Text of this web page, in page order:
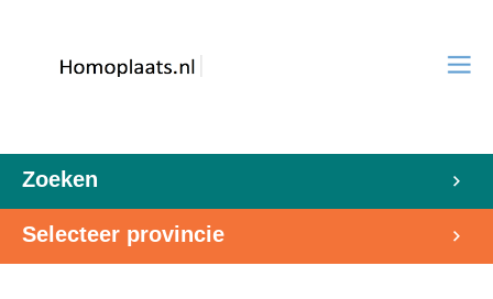
Zoeken
Selecteer provincie